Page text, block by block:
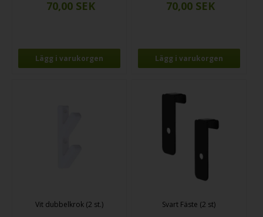
Vit dubbelkrok (2 st.) Svart Fäste (2 st)